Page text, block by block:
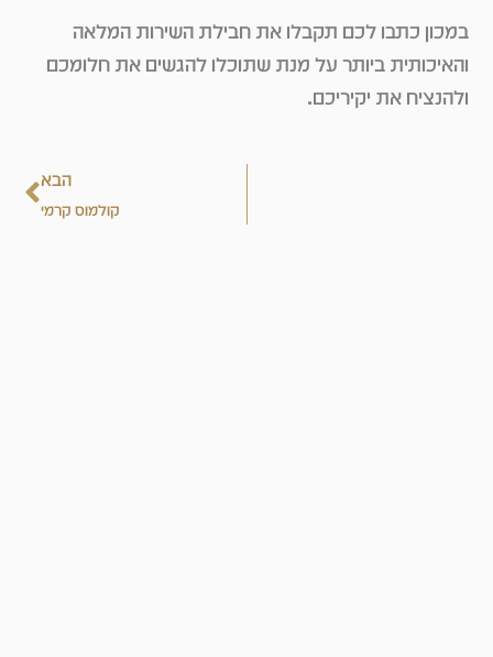
במכון כתבו לכם תקבלו את חבילת השירות המלאה
והאיכותית ביותר על מנת שתוכלו להגשים את חלומכם
ולהנציח את יקיריכם.
הבא
קולמוס קרמי